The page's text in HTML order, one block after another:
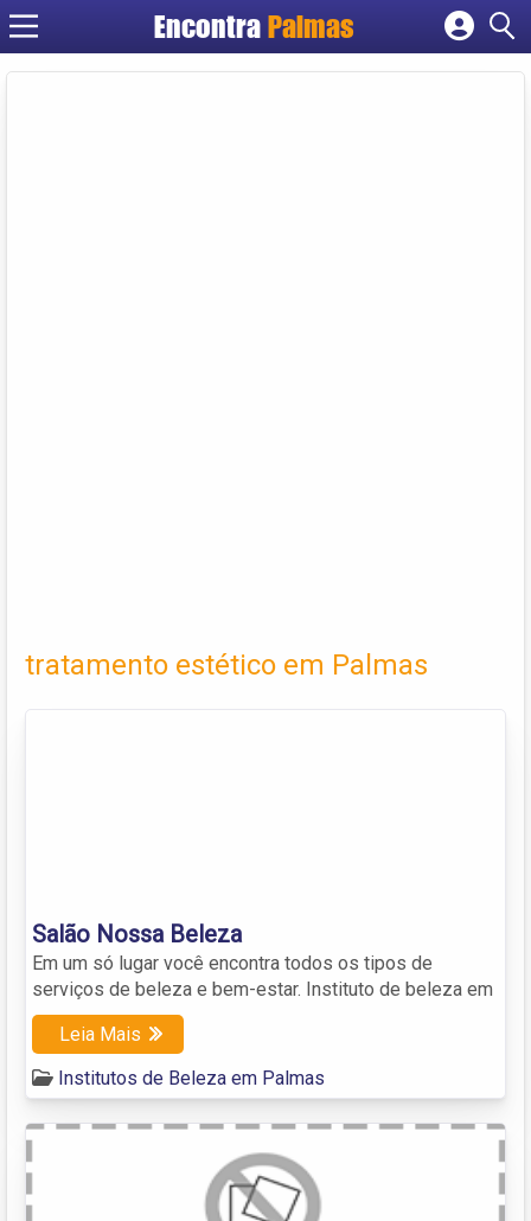
Encontra Palmas
Cadastrar empresa
tratamento estético em Palmas
Salão Nossa Beleza
Em um só lugar você encontra todos os tipos de
serviços de beleza e bem-estar. Instituto de beleza em
Leia Mais
Institutos de Beleza em Palmas